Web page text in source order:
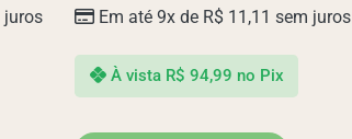
juros Em até 9x de R$ 11,11 sem juros
À vista R$ 94,99 no Pix